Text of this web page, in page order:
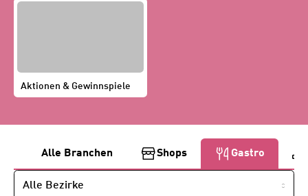
Aktionen & Gewinnspiele
e
Alle Branchen Shops Gastro
NACH
BEZIRK